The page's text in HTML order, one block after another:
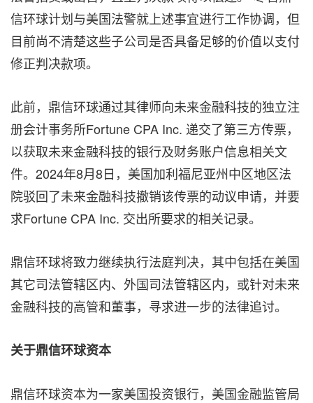
信环球计划与美国法警就上述事宜进行工作协调，但
目前尚不清楚这些子公司是否具备足够的价值以支付
修正判决款项。
此前，鼎信环球通过其律师向未来金融科技的独立注
册会计事务所Fortune CPA Inc. 递交了第三方传票，
以获取未来金融科技的银行及财务账户信息相关文
件。2024年8月8日，美国加利福尼亚州中区地区法
院驳回了未来金融科技撤销该传票的动议申请， 并要
求Fortune CPA Inc. 交出所要求的相关记录。
鼎信环球将致力继续执行法庭判决，其中包括在美国
其它司法管辖区内、 外国司法管辖区内，或针对未来
金融科技的高管和董事，寻求进一步的法律追讨。
关于鼎信环球资本
鼎信环球资本为一家美国投资银行，美国金融监管局